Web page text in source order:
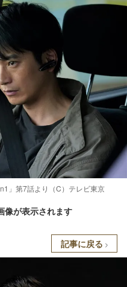
」第7話より（C）テレビ東京
像が表示されます
記事に戻る